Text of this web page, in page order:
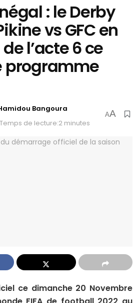
: le Derby
vs GFC en
l’acte 6 ce
programme
Bangoura
Temps de lecture:2 minutes
AA
ce dimanche 20 Novembre